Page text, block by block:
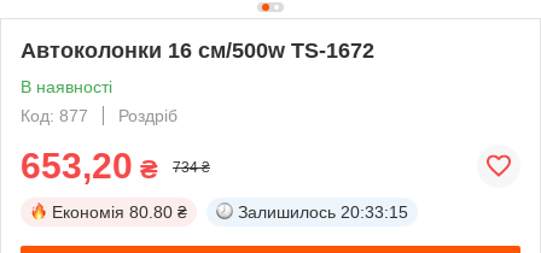
Автоколонки 16 см/500w TS-1672
В наявності
Код: 877
Роздріб
653,20 ₴ 734 ₴
Економія 80.80 ₴ Залишилось 20:33:15